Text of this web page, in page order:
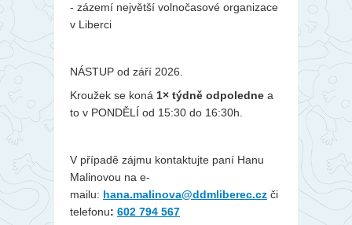
- zázemí největší volnočasové organizace
v Liberci
NÁSTUP od září 2026.
Kroužek se koná 1× týdně odpoledne a
to v PONDĚLÍ od 15:30 do 16:30h.
V případě zájmu kontaktujte paní Hanu
Malinovou na e-
mailu: hana.malinova@ddmliberec.cz či
telefonu: 602 794 567